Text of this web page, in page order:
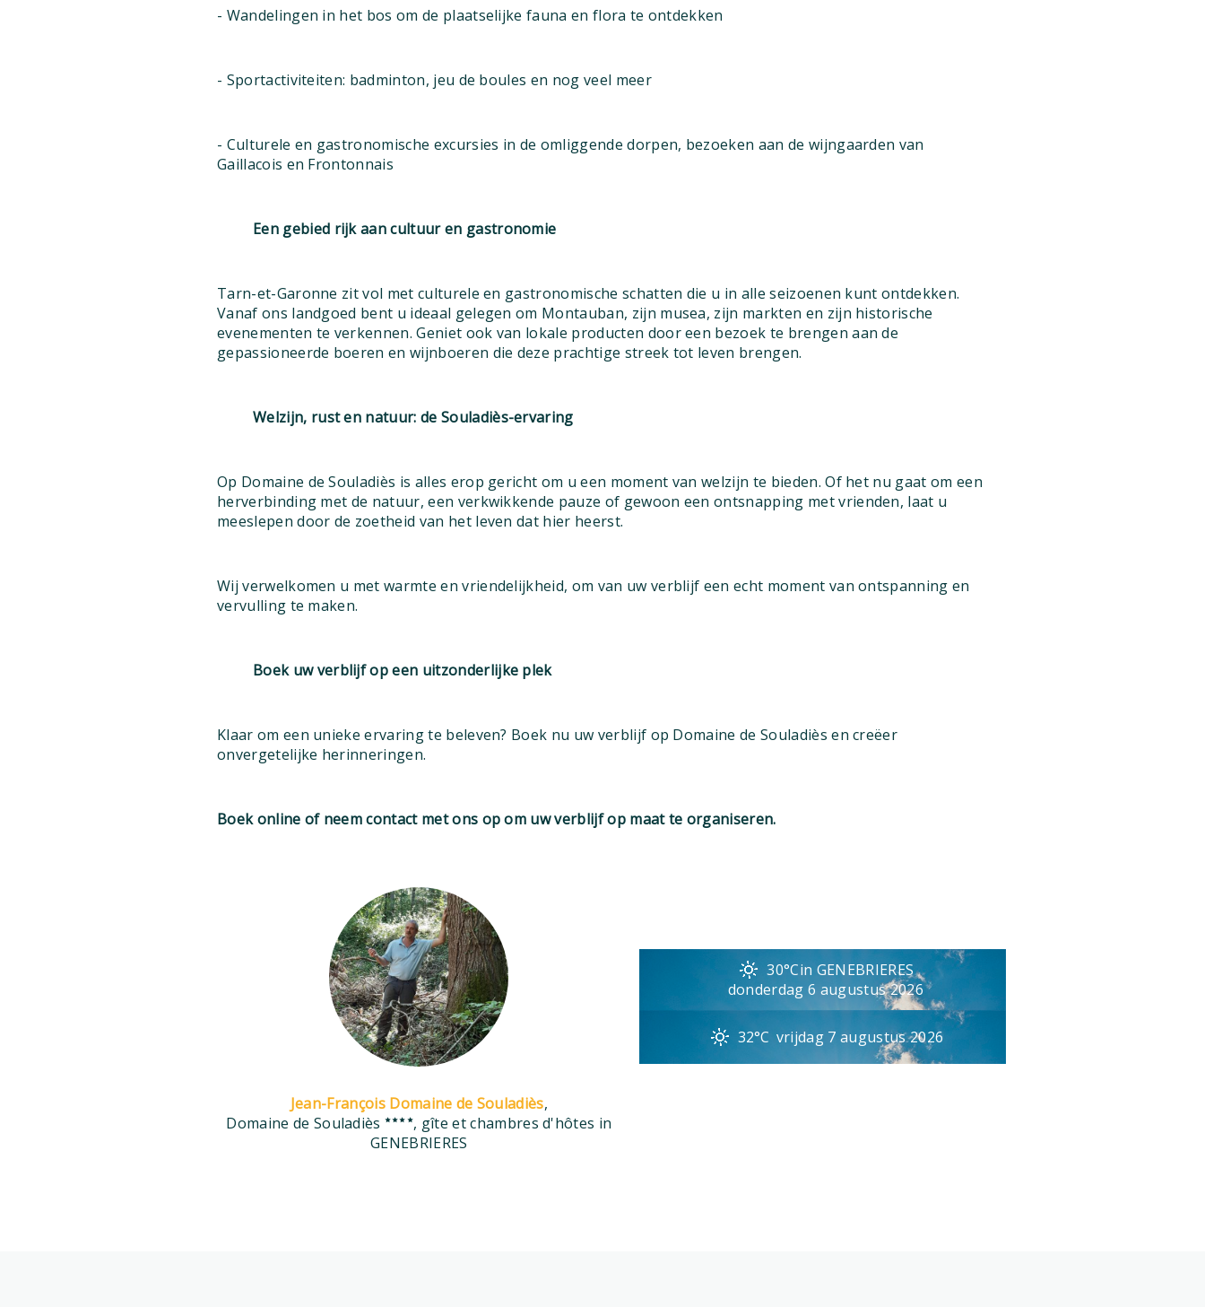
- Wandelingen in het bos om de plaatselijke fauna en flora te ontdekken
- Sportactiviteiten: badminton, jeu de boules en nog veel meer
- Culturele en gastronomische excursies in de omliggende dorpen, bezoeken aan de wijngaarden van
Gaillacois en Frontonnais
Een gebied rijk aan cultuur en gastronomie
Tarn-et-Garonne zit vol met culturele en gastronomische schatten die u in alle seizoenen kunt ontdekken.
Vanaf ons landgoed bent u ideaal gelegen om Montauban, zijn musea, zijn markten en zijn historische
evenementen te verkennen. Geniet ook van lokale producten door een bezoek te brengen aan de
gepassioneerde boeren en wijnboeren die deze prachtige streek tot leven brengen.
Welzijn, rust en natuur: de Souladiès-ervaring
Op Domaine de Souladiès is alles erop gericht om u een moment van welzijn te bieden. Of het nu gaat om een
herverbinding met de natuur, een verkwikkende pauze of gewoon een ontsnapping met vrienden, laat u
meeslepen door de zoetheid van het leven dat hier heerst.
Wij verwelkomen u met warmte en vriendelijkheid, om van uw verblijf een echt moment van ontspanning en
vervulling te maken.
Boek uw verblijf op een uitzonderlijke plek
Klaar om een unieke ervaring te beleven? Boek nu uw verblijf op Domaine de Souladiès en creëer
onvergetelijke herinneringen.
Boek online of neem contact met ons op om uw verblijf op maat te organiseren.
Jean-François Domaine de Souladiès,
Domaine de Souladiès
, gîte et chambres d'hôtes in
GENEBRIERES
30°Cin GENEBRIERES
donderdag 6 augustus 2026
32°C vrijdag 7 augustus 2026